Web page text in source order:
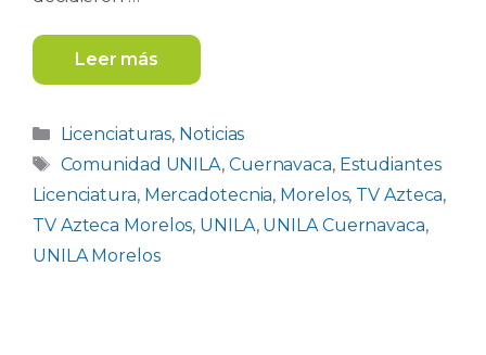
Leer más
Categorías
Licenciaturas, Noticias
Etiquetas
Comunidad UNILA, Cuernavaca, Estudiantes
Licenciatura, Mercadotecnia, Morelos, TV Azteca,
TV Azteca Morelos, UNILA, UNILA Cuernavaca,
UNILA Morelos